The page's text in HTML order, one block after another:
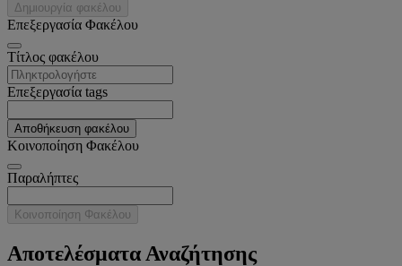
Δημιουργία φακέλου
Επεξεργασία Φακέλου
Tίτλος φακέλου
Επεξεργασία tags
Αποθήκευση φακέλου
Κοινοποίηση Φακέλου
Παραλήπτες
Κοινοποίηση Φακέλου
Αποτελέσματα Αναζήτησης